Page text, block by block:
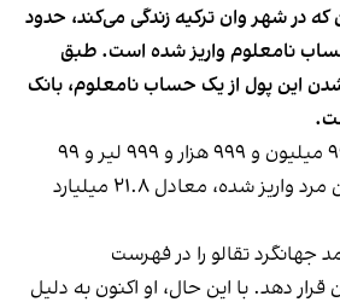
که در شهر وان ترکیه زندگی می‌کند، حدود
نامعلوم واریز شده است. طبق
این پول از یک حساب نامعلوم، بانک
مبلغ ۹۹۹ میلیارد و ۹۹۹ میلیون و ۹۹۹ هزار و ۹۹۹ لیر و ۹۹
قروش که به حساب این مرد واریز شده، معادل ۲۱.۸ میلیارد
جهانگرد تقالو را در فهرست
قرار دهد. با این حال، او اکنون به دلیل